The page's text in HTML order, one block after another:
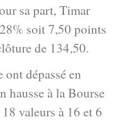
sa part, Timar
soit 7,50 points
de 134,50.
ont dépassé en
hausse à la Bourse
valeurs à 16 et 6